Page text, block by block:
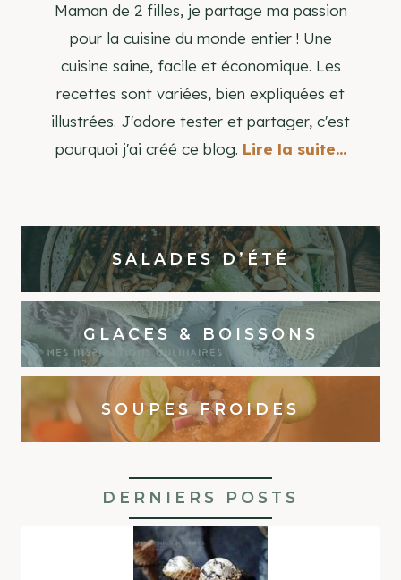
Maman de 2 filles, je partage ma passion
pour la cuisine du monde entier ! Une
cuisine saine, facile et économique. Les
recettes sont variées, bien expliquées et
illustrées. J'adore tester et partager, c'est
pourquoi j'ai créé ce blog. Lire la suite...
SALADES D’ÉTÉ
GLACES & BOISSONS
SOUPES FROIDES
DERNIERS POSTS